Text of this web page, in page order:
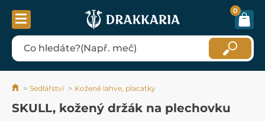
0
Sedlářství Kožené lahve, placatky
SKULL, kožený držák na plechovku